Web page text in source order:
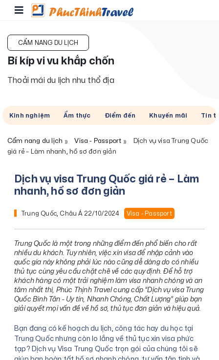
CẨM NANG DU LỊCH
Bí kíp vi vu khắp chốn
Thoải mái du lịch nhu thổ địa
Kinh nghiệm Ẩm thực Điểm đến Khuyến mãi Tin
Cẩm nang du lịch Visa - Passport
Dịch vụ visa Trung Quốc
giá rẻ – Làm nhanh, hồ sơ đơn giản
Dịch vụ visa Trung Quốc giá rẻ – Làm
nhanh, hồ sơ đơn giản
Trung Quốc, Châu Á 22/10/2024 Visa - Passport
Trung Quốc là một trong những điểm đến phổ biến cho rất
nhiều du khách. Tuy nhiên, việc xin visa để nhập cảnh vào
quốc gia này không phải lúc nào cũng dễ dàng do có nhiều
thủ tục cùng yêu cầu chặt chẽ về các quy định. Để hỗ trợ
khách hàng có một trải nghiệm làm visa nhanh chóng và an
tâm nhất thì, Phúc Thịnh Travel cung cấp “Dịch vụ visa Trung
Quốc Bình Tân - Uy tín, Nhanh Chóng, Chất Lượng” giúp bạn
giải quyết mọi vấn đề về hồ sơ, thủ tục đơn giản và hiệu quả.
Bạn đang có kế hoạch du lịch, công tác hay du học tại
Trung Quốc nhưng còn lo lắng về thủ tục xin visa phức
tạp? Dịch vụ Visa Trung Quốc trọn gói của chúng tôi sẽ